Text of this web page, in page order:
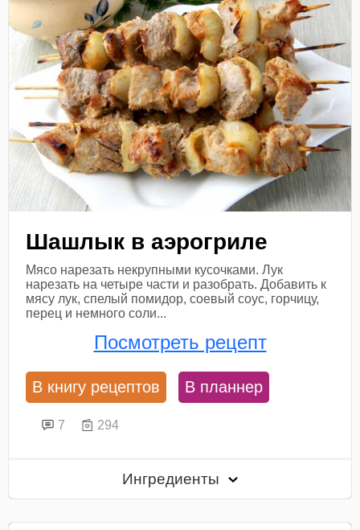
Шашлык в аэрогриле
Мясо нарезать некрупными кусочками. Лук
нарезать на четыре части и разобрать. Добавить к
мясу лук, спелый помидор, соевый соус, горчицу,
перец и немного соли...
Посмотреть рецепт
В книгу рецептов В планнер
7 294
Ингредиенты